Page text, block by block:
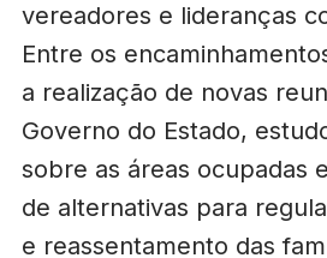
vereadores e lideranças
Entre os
a realização de novas
Governo do Estado,
sobre as áreas ocupadas
de alternativas para
e reassentamento das